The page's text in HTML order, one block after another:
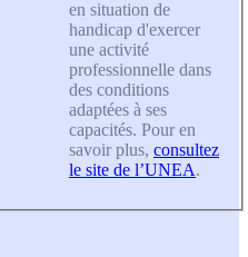
en situation de
handicap d'exercer
une activité
professionnelle dans
des conditions
adaptées à ses
capacités. Pour en
savoir plus, consultez
le site de l’UNEA.